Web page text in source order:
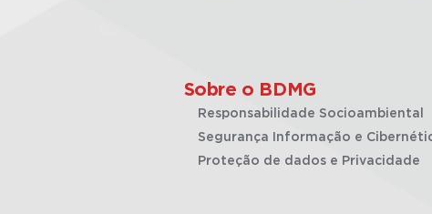
Sobre o BDMG
Responsabilidade Socioambiental
Segurança Informação e
Proteção de dados e Privacidade